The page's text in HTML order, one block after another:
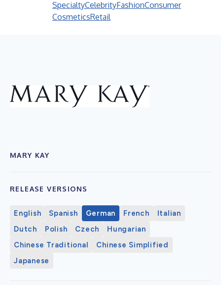
SpecialtyCelebrityFashionConsumer
CosmeticsRetail
MARY KAY
RELEASE VERSIONS
English Spanish German French
Italian
Dutch
Polish Czech
Hungarian
Chinese Traditional
Chinese Simplified
Japanese